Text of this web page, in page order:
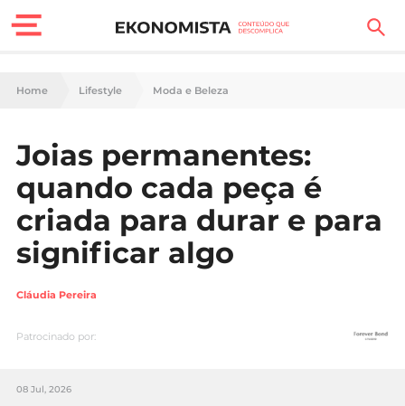
Finanças Pessoais
Carreira
Casa
Lifestyle
Sociedade
Tecnologia
Negócios
Home Lifestyle Moda e Beleza
Joias permanentes:
quando cada peça é
criada para durar e para
significar algo
Cláudia Pereira
Patrocinado por:
08 Jul, 2026